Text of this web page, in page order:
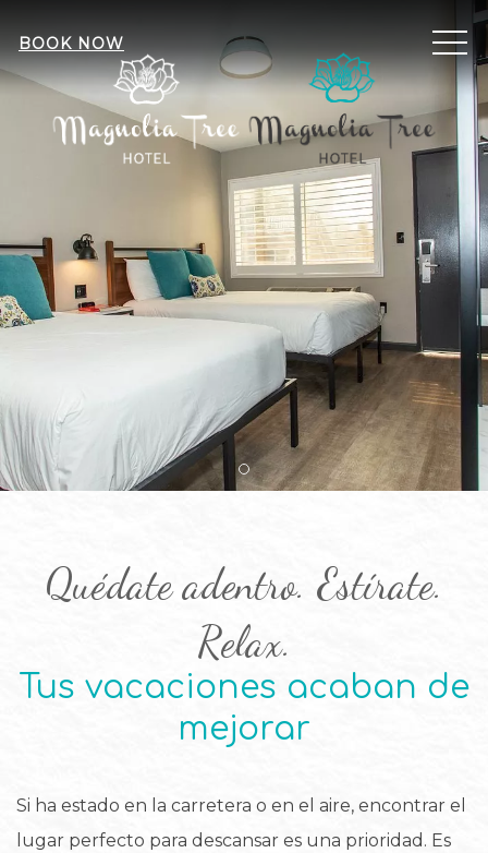
BOOK NOW
Item 1
Quédate adentro. Estírate.
Relax.
Tus vacaciones acaban de
mejorar
Si ha estado en la carretera o en el aire, encontrar el
lugar perfecto para descansar es una prioridad. Es